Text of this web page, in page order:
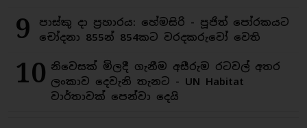
9
පාස්කු දා ප්‍රහාරය: හේමසිරි - පූජිත් පෝරකයට
චෝදනා 855න් 854කට වරදකරුවෝ වෙති
10 නිවෙසක් මිලදී ගැනීම අසීරුම රටවල් අතර
ලංකාව දෙවැනි තැනට - UN Habitat
වාර්තාවක් පෙන්වා දෙයි